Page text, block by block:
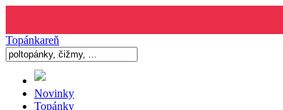
Topánkareň
Novinky
Topánky